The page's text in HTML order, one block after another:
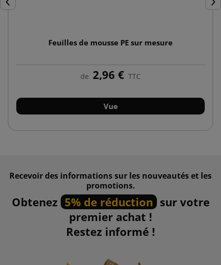
Précédent
Feuilles de mousse PE sur mesure
de 2,96 € TTC
Vue
Recevoir des informations sur les nouveautés et les
promotions.
Obtenez 5% de réduction sur votre
premier achat !
Restez informé !